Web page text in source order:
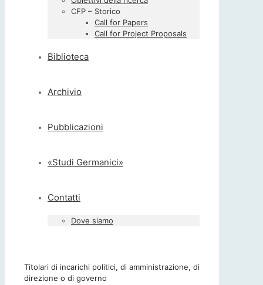
CFP – Storico
Call for Papers
Call for Project Proposals
Biblioteca
Archivio
Pubblicazioni
«Studi Germanici»
Contatti
Dove siamo
Titolari di incarichi politici, di amministrazione, di
direzione o di governo